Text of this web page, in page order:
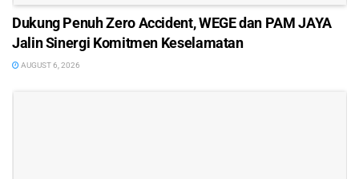
Dukung Penuh Zero Accident, WEGE dan PAM JAYA
Jalin Sinergi Komitmen Keselamatan
AUGUST 6, 2026